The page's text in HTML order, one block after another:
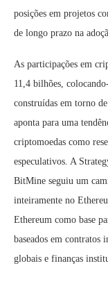
posições em projetos
de longo prazo na
As participações em
11,4 bilhões,
construídas em torno
aponta para uma
criptomoedas como
especulativos. A
BitMine seguiu um
inteiramente no
Ethereum como base
baseados em contratos
globais e finanças